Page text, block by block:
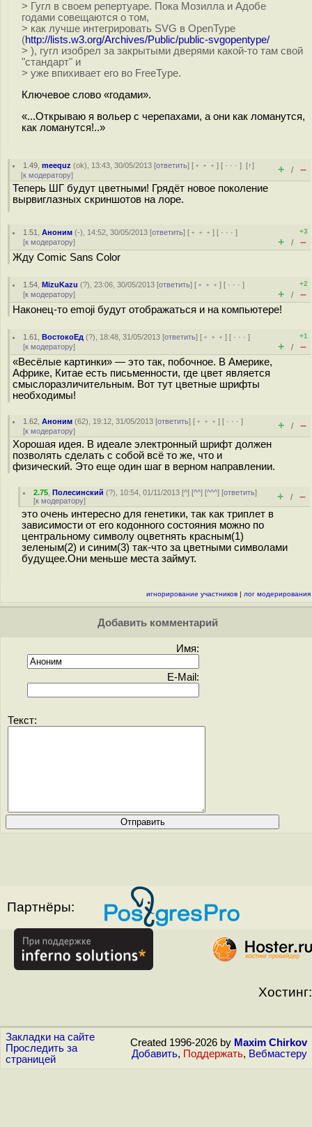
> Гугл в своем репертуаре. Пока Мозилла и Адобе
годами совещаются о том,
> как лучше интегрировать SVG в OpenType
(http://lists.w3.org/Archives/Public/public-svgopentype/
> ), гугл изобрел за закрытыми дверями какой-то там свой
"стандарт" и
> уже впихивает его во FreeType.
Ключевое слово «годами».
«...Открываю я вольер с черепахами, а они как ломанутся,
как ломанутся!..»
1.49 ,meequz (ok), 13:43, 30/05/2013 [ответить] [ ﹢﹢﹢] [ · · ·][↑]
[к модератору] + / –
Теперь ШГ будут цветными! Грядёт новое поколение
вырвиглазных скриншотов на лоре.
1.51 ,Аноним (-), 14:52, 30/05/2013 [ответить] [ ﹢﹢﹢] [ · · ·]
[к модератору]
+3
+ / –
Жду Comic Sans Color
1.54 ,MizuKazu (?), 23:06, 30/05/2013 [ответить] [ ﹢﹢﹢] [ · · ·]
[к модератору]
+2
+ / –
Наконец-то emoji будут отображаться и на компьютере!
1.61 ,ВостокоЕд (?), 18:48, 31/05/2013 [ответить] [ ﹢﹢﹢] [ · · ·]
[к модератору]
+1
+ / –
«Весёлые картинки» — это так, побочное. В Америке,
Африке, Китае есть письменности, где цвет является
смыслоразличительным. Вот тут цветные шрифты
необходимы!
1.62 ,Аноним (62), 19:12, 31/05/2013 [ответить] [ ﹢﹢﹢] [ · · ·]
[к модератору] + / –
Хорошая идея. В идеале электронный шрифт должен
позволять сделать с собой всё то же, что и
физический. Это еще один шаг в верном направлении.
2.75 ,Полесинский (?), 10:54, 01/11/2013 [^] [^^] [^^^] [ответить]
[к модератору] + / –
это очень интересно для генетики, так как триплет в
зависимости от его кодонного состояния можно по
центральному символу оцветнять красным(1)
зеленым(2) и синим(3) так-что за цветными символами
будущее.Они меньше места займут.
игнорирование участников | лог модерирования
Добавить комментарий
Имя:
E-Mail:
Текст:
Партнёры:
Хостинг:
Закладки на сайте
Проследить за
страницей
Created 1996-2026 by Maxim Chirkov
Добавить, Поддержать, Вебмастеру